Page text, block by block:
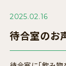
2025.02.16
待合室のお